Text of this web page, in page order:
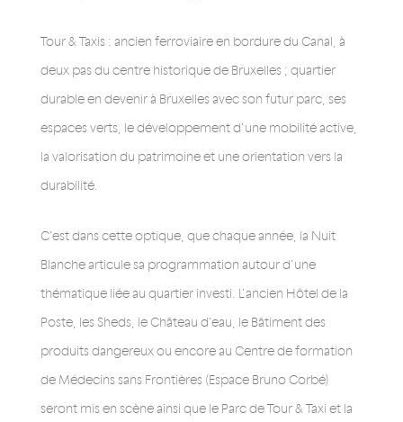
Tour & Taxis : ancien ferroviaire en bordure du Canal, à
deux pas du centre historique de Bruxelles ; quartier
durable en devenir à Bruxelles avec son futur parc, ses
espaces verts, le développement d’une mobilité active,
la valorisation du patrimoine et une orientation vers la
durabilité.
C’est dans cette optique, que chaque année, la Nuit
Blanche articule sa programmation autour d’une
thématique liée au quartier investi. L’ancien Hôtel de la
Poste, les Sheds, le Château d’eau, le Bâtiment des
produits dangereux ou encore au Centre de formation
de Médecins sans Frontières (Espace Bruno Corbé)
seront mis en scène ainsi que le Parc de Tour & Taxi et la